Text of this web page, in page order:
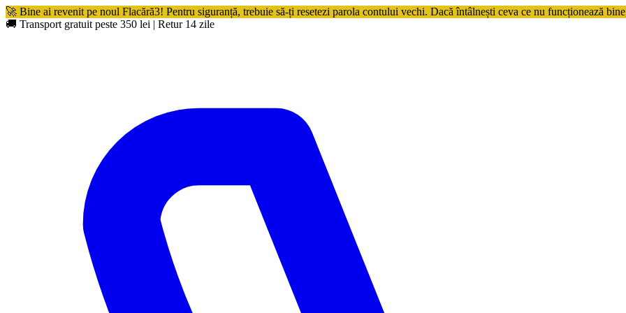
🚀 Bine ai revenit pe noul Flacără3! Pentru siguranță, trebuie să-ți resetezi parola contului vechi. Dacă întâlnești ceva ce nu funcționează
🚚 Transport gratuit peste 350 lei | Retur 14 zile